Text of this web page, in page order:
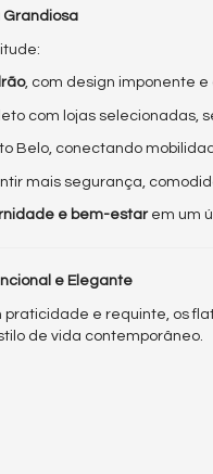
Grandiosa
, com design imponente
com lojas selecionadas,
Belo, conectando
mais segurança,
e bem-estarem um
e Elegante
e requinte, os
de vida contemporâneo.